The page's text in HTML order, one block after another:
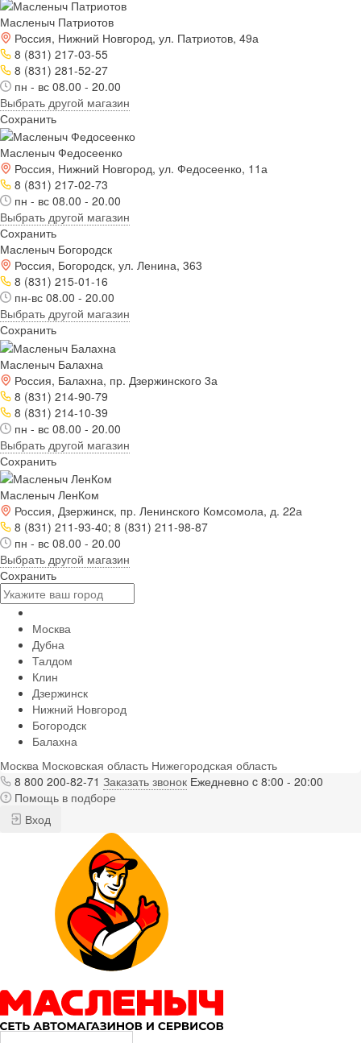
Масленыч Патриотов
Россия, Нижний Новгород, ул. Патриотов, 49а
8 (831) 217-03-55
8 (831) 281-52-27
пн - вс 08.00 - 20.00
Выбрать другой магазин
Сохранить
Масленыч Федосеенко
Россия, Нижний Новгород, ул. Федосеенко, 11а
8 (831) 217-02-73
пн - вс 08.00 - 20.00
Выбрать другой магазин
Сохранить
Масленыч Богородск
Россия, Богородск, ул. Ленина, 363
8 (831) 215-01-16
пн-вс 08.00 - 20.00
Выбрать другой магазин
Сохранить
Масленыч Балахна
Россия, Балахна, пр. Дзержинского 3а
8 (831) 214-90-79
8 (831) 214-10-39
пн - вс 08.00 - 20.00
Выбрать другой магазин
Сохранить
Масленыч ЛенКом
Россия, Дзержинск, пр. Ленинского Комсомола, д. 22а
8 (831) 211-93-40; 8 (831) 211-98-87
пн - вс 08.00 - 20.00
Выбрать другой магазин
Сохранить
Москва
Дубна
Талдом
Клин
Дзержинск
Нижний Новгород
Богородск
Балахна
Москва Московская область Нижегородская область
8 800 200-82-71 Заказать звонок Ежедневно c 8:00 - 20:00
Помощь в подборе
Вход